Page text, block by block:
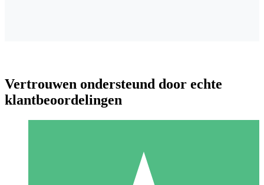
Vertrouwen ondersteund door echte
klantbeoordelingen